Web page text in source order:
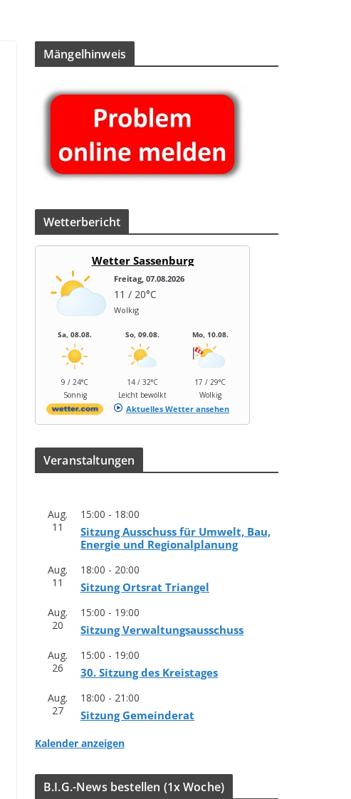
Män­gel­hin­weis
Wet­ter­be­richt
Wetter Sassenburg
Freitag, 07.08.2026
11 / 20°C
Wolkig
Sa, 08.08.
9 / 24°C
Sonnig
So, 09.08.
14 / 32°C
Leicht bewölkt
Mo, 10.08.
17 / 29°C
Wolkig
Aktuelles Wetter ansehen
Ver­an­stal­tun­gen
Aug.
11
15:00 - 18:00
Sit­zung Aus­schuss für Umwelt, Bau,
Ener­gie und Regionalplanung
Aug.
11
18:00 - 20:00
Sit­zung Orts­rat Triangel
Aug.
20
15:00 - 19:00
Sit­zung Verwaltungsausschuss
Aug.
26
15:00 - 19:00
30. Sit­zung des Kreistages
Aug.
27
18:00 - 21:00
Sit­zung Gemeinderat
Kalender anzeigen
B.I.G.-News bestel­len (1x Woche)